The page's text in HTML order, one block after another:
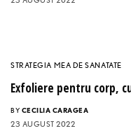
STRATEGIA MEA DE SANATATE
Exfoliere pentru corp,
BY CECILIA CARAGEA
23 AUGUST 2022